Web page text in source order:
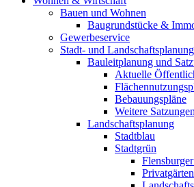
Bauen und Wohnen
Baugrundstücke &
Gewerbeservice
Stadt- und Landschaftsplanung
Bauleitplanung und
Aktuelle
Bebauungspläne
Weitere Satzungen
Landschaftsplanung
Stadtblau
Stadtgrün